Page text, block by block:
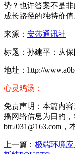
势？也许答案不是
成长路径的独特价值
来源： 安莎通讯社
标题：孙建平：从
地址：http://
心灵鸡汤：
免责声明：本篇内
播网络信息为目的
btr2031@163.com，
上一篇： 极端环境